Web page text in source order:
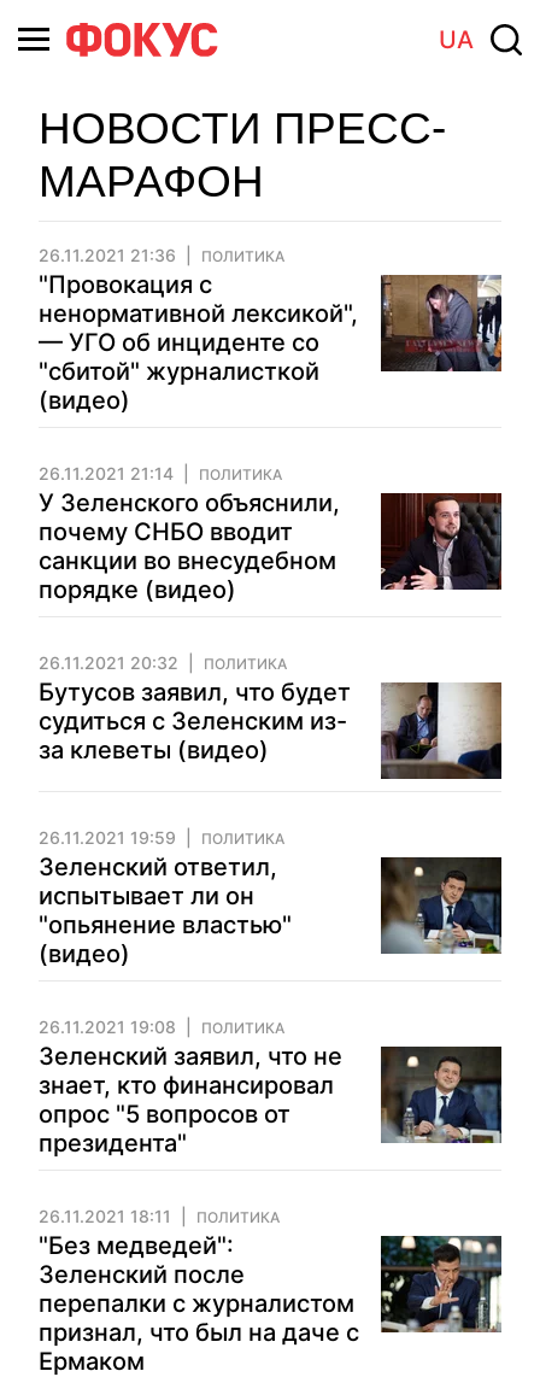
UA
НОВОСТИ ПРЕСС-
МАРАФОН
26.11.2021 21:36 ПОЛИТИКА
"Провокация с
ненормативной лексикой",
— УГО об инциденте со
"сбитой" журналисткой
(видео)
26.11.2021 21:14 ПОЛИТИКА
У Зеленского объяснили,
почему СНБО вводит
санкции во внесудебном
порядке (видео)
26.11.2021 20:32 ПОЛИТИКА
Бутусов заявил, что будет
судиться с Зеленским из-
за клеветы (видео)
26.11.2021 19:59 ПОЛИТИКА
Зеленский ответил,
испытывает ли он
"опьянение властью"
(видео)
26.11.2021 19:08 ПОЛИТИКА
Зеленский заявил, что не
знает, кто финансировал
опрос "5 вопросов от
президента"
26.11.2021 18:11 ПОЛИТИКА
"Без медведей":
Зеленский после
перепалки с журналистом
признал, что был на даче с
Ермаком